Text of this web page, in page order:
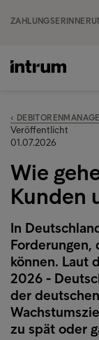
‹
Veröffentlicht
01.07.2026
Wie
Kunden
In
Forderungen,
können. Laut
2026 -
der
zu spät oder